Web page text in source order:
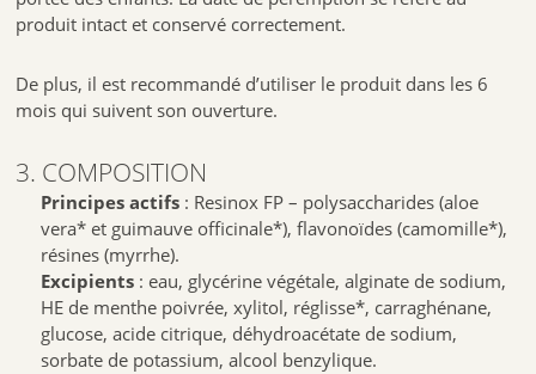
produit intact et conservé correctement.
De plus, il est recommandé d’utiliser le produit dans les 6
mois qui suivent son ouverture.
3. COMPOSITION
Principes actifs : Resinox FP – polysaccharides (aloe
vera* et guimauve officinale*), flavonoïdes (camomille*),
résines (myrrhe).
Excipients : eau, glycérine végétale, alginate de sodium,
HE de menthe poivrée, xylitol, réglisse*, carraghénane,
glucose, acide citrique, déhydroacétate de sodium,
sorbate de potassium, alcool benzylique.